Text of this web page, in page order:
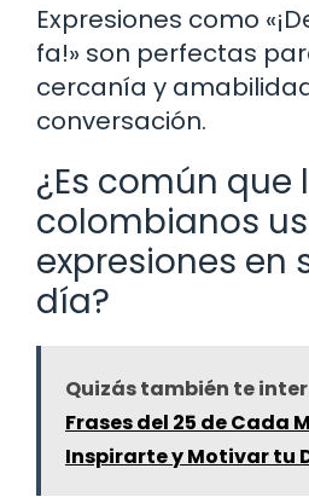
Expresiones como
fa!» son perfectas
cercanía y
conversación.
¿Es común que
colombianos
expresiones en
día?
Quizás también te
Frases del 25 de Cada
Inspirarte y Motivar tu